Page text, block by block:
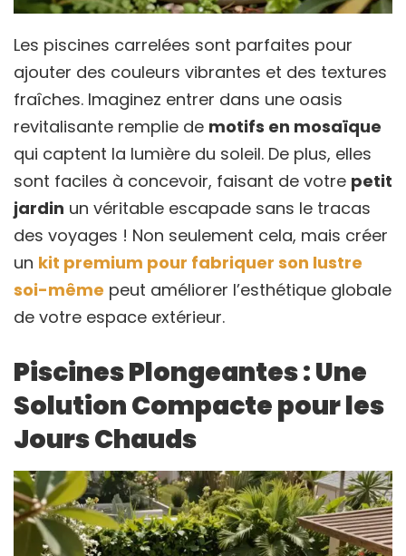
Les piscines carrelées sont parfaites pour
ajouter des couleurs vibrantes et des textures
fraîches. Imaginez entrer dans une oasis
revitalisante remplie de motifs en mosaïque
qui captent la lumière du soleil. De plus, elles
sont faciles à concevoir, faisant de votre petit
jardin un véritable escapade sans le tracas
des voyages ! Non seulement cela, mais créer
un kit premium pour fabriquer son lustre
soi-même peut améliorer l’esthétique globale
de votre espace extérieur.
Piscines Plongeantes : Une
Solution Compacte pour les
Jours Chauds